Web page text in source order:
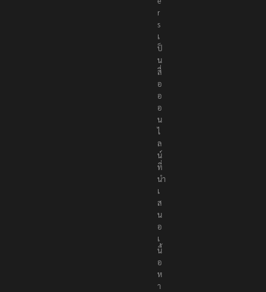
r
s
เ
ป็
น
สื่
อ
อ
อ
น
ไ
ล
น์
ที่
นำ
เ
ส
น
อ
เ
นื้
อ
ห
า